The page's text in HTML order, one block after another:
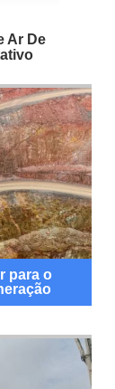
Ar De
para o